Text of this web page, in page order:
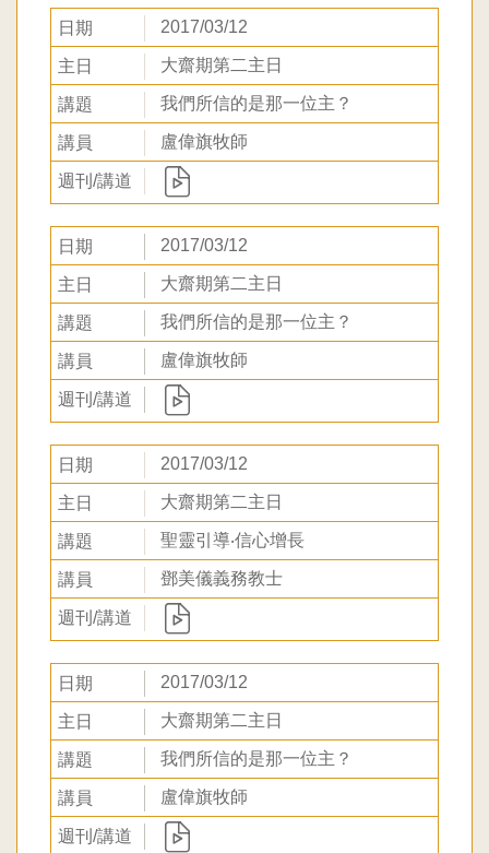
2017/03/12
大齋期第二主日
我們所信的是那一位主？
盧偉旗牧師
2017/03/12
大齋期第二主日
我們所信的是那一位主？
盧偉旗牧師
2017/03/12
大齋期第二主日
聖靈引導‧信心增長
鄧美儀義務教士
2017/03/12
大齋期第二主日
我們所信的是那一位主？
盧偉旗牧師